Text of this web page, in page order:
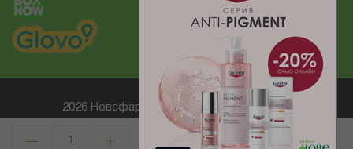
КУПИ
2026 Новефарм ® Всички права запазени
Електронен магазин